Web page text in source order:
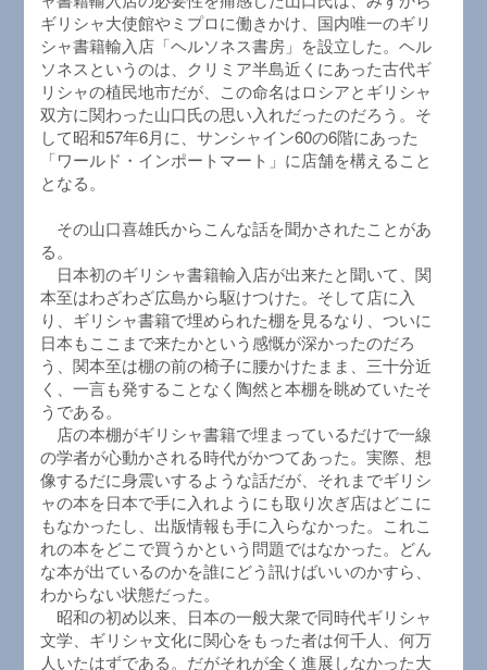
ギリシャ大使館やミプロに働きかけ、国内唯一のギリ
シャ書籍輸入店「ヘルソネス書房」を設立した。ヘル
ソネスというのは、クリミア半島近くにあった古代ギ
リシャの植民地市だが、この命名はロシアとギリシャ
双方に関わった山口氏の思い入れだったのだろう。そ
して昭和57年6月に、サンシャイン60の6階にあった
「ワールド・インポートマート」に店舗を構えること
となる。
その山口喜雄氏からこんな話を聞かされたことがあ
る。
日本初のギリシャ書籍輸入店が出来たと聞いて、関
本至はわざわざ広島から駆けつけた。そして店に入
り、ギリシャ書籍で埋められた棚を見るなり、ついに
日本もここまで来たかという感慨が深かったのだろ
う、関本至は棚の前の椅子に腰かけたまま、三十分近
く、一言も発することなく陶然と本棚を眺めていたそ
うである。
店の本棚がギリシャ書籍で埋まっているだけで一線
の学者が心動かされる時代がかつてあった。実際、想
像するだに身震いするような話だが、それまでギリシ
ャの本を日本で手に入れようにも取り次ぎ店はどこに
もなかったし、出版情報も手に入らなかった。これこ
れの本をどこで買うかという問題ではなかった。どん
な本が出ているのかを誰にどう訊けばいいのかすら、
わからない状態だった。
昭和の初め以来、日本の一般大衆で同時代ギリシャ
文学、ギリシャ文化に関心をもった者は何千人、何万
人いたはずである。だがそれが全く進展しなかった大